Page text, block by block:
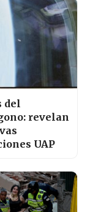
del
revelan
UAP